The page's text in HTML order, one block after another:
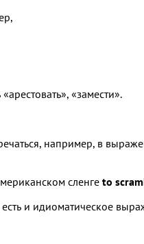
«замести».
например, в
сленге to
и идиоматическое